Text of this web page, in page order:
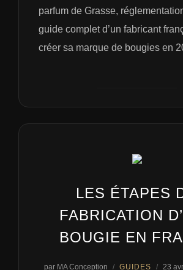
parfum de Grasse,
guide complet d’un fabricant
créer sa marque de bougies en
LES ÉTAPES
FABRICATION
BOUGIE EN
par MA Conception GUIDES
Publié
23